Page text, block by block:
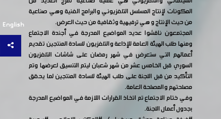
English
المكونات لإنتاج المسلسل التلفزيوني والبرامج الفنية وهي صناعية
من حيث الإنتاج و هي ترفيهية وثقافية من حيث العرض.
المجتمعون ناقشوا عديد المواضيع المدرجة في أجندة الاجتماع
ومنها طلب الهيئة العامة للإذاعة والتلفزيون للسادة المنتجين تقديم
أعمالهم التي ستعرض في شهر رمضان على شاشات التلفزيون
السوري قبل الخامس عشر من شهر شعبان ليتم التنسيق لعرضها وتم
التأكيد من قبل اللجنة على طلب الهيئة للسادة المنتجين لما يحقق
مصلحتهم والمصلحة العامة.
وفي ختام الاجتماع تم اتخاذ القرارات اللازمة في المواضيع المدرجة
بجدول أعمال اللجنة.